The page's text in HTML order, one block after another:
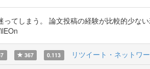
てしまう。 論文投稿の経験が比較的少な
367 0.113 リツイート・ネットワ